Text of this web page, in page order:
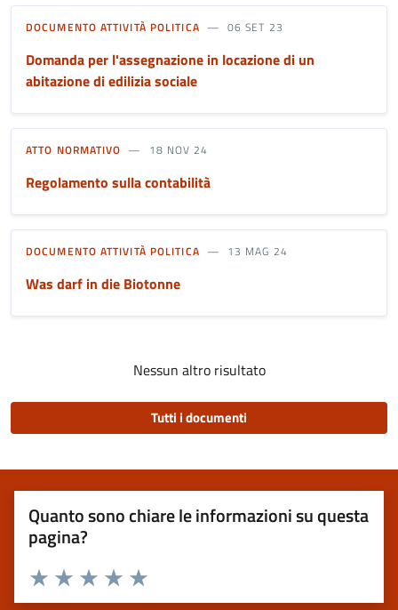
DOCUMENTO ATTIVITÀ POLITICA 06 SET 23
Domanda per l'assegnazione in locazione di un
abitazione di edilizia sociale
ATTO NORMATIVO 18 NOV 24
Regolamento sulla contabilità
DOCUMENTO ATTIVITÀ POLITICA 13 MAG 24
Was darf in die Biotonne
Nessun altro risultato
Tutti i documenti
Quanto sono chiare le informazioni su questa
pagina?
Valuta 1 stelle su 5
Valuta 2 stelle su 5
Valuta 3 stelle su 5
Valuta 4 stelle su 5